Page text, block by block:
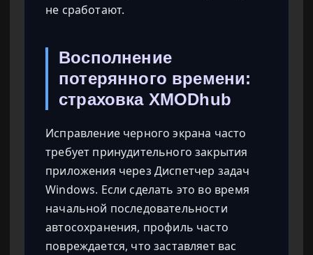
не сработают.
Восполнение
потерянного времени:
страховка XMODhub
Исправление черного экрана часто
требует принудительного закрытия
приложения через Диспетчер задач
Windows. Если сделать это во время
начальной последовательности
автосохранения, профиль часто
повреждается, что заставляет вас